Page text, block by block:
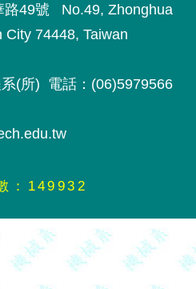
149 93 2
路49號 No.49, Zhonghua
City 74448, Taiwan
(所) 電話：(06)5979566